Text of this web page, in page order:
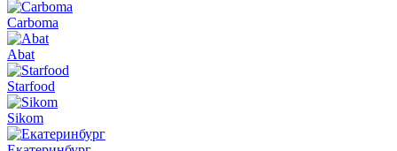
Carboma
Abat
Starfood
Sikom